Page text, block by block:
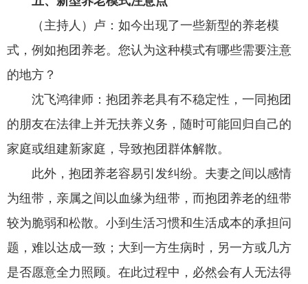
（主持人）卢： 如今出现了一些新型的养老模
式，例如抱团养老。您认为这种模式有哪些需要注意
的地方？
沈飞鸿律师： 抱团养老具有不稳定性，一同抱团
的朋友在法律上并无扶养义务，随时可能回归自己的
家庭或组建新家庭，导致抱团群体解散。
此外，抱团养老容易引发纠纷。夫妻之间以感情
为纽带，亲属之间以血缘为纽带，而抱团养老的纽带
较为脆弱和松散。小到生活习惯和生活成本的承担问
题，难以达成一致；大到一方生病时，另一方或几方
是否愿意全力照顾。在此过程中，必然会有人无法得